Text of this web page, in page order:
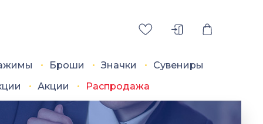
Броши Значки
Сувениры
Акции Распродажа